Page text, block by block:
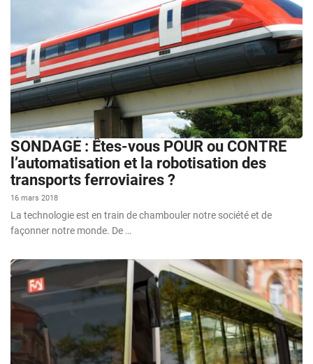
SONDAGE : Êtes-vous POUR ou CONTRE
l’automatisation et la robotisation des
transports ferroviaires ?
16 mars 2018
La technologie est en train de chambouler notre société et de
façonner notre monde. De …